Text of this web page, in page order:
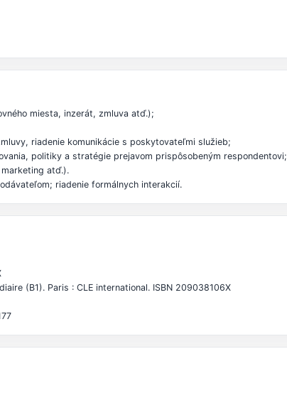
miesta, inzerát, zmluva atď.);
riadenie komunikácie s poskytovateľmi služieb;
politiky a stratégie prejavom prispôsobeným respondentovi;
atď.).
riadenie formálnych interakcií.
(B1). Paris : CLE international. ISBN 209038106X